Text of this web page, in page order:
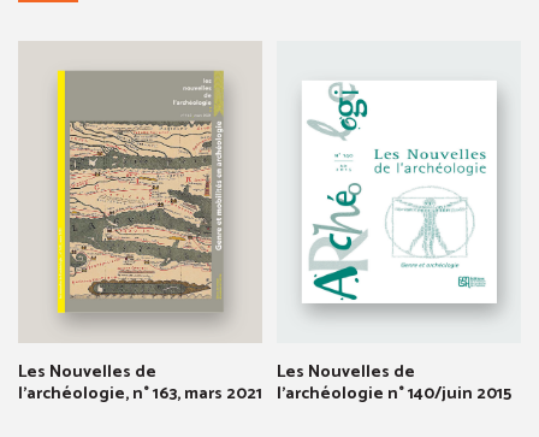
Les Nouvelles de
l'archéologie, n° 163, mars 2021
Les Nouvelles de
l'archéologie n° 140/juin 2015